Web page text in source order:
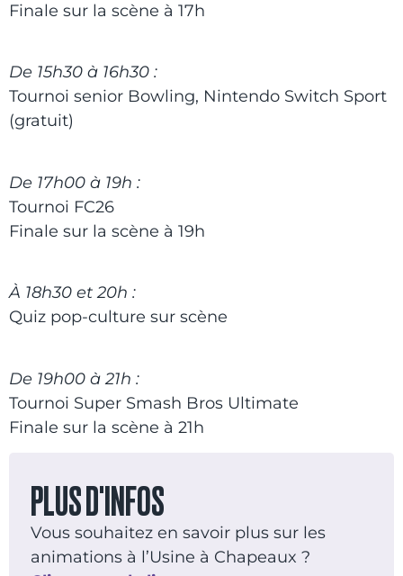
Finale sur la scène à 17h
De 15h30 à 16h30 :
Tournoi senior Bowling, Nintendo Switch Sport
(gratuit)
De 17h00 à 19h :
Tournoi FC26
Finale sur la scène à 19h
À 18h30 et 20h :
Quiz pop-culture sur scène
De 19h00 à 21h :
Tournoi Super Smash Bros Ultimate
Finale sur la scène à 21h
PLUS D'INFOS
Vous souhaitez en savoir plus sur les
animations à l’Usine à Chapeaux ?